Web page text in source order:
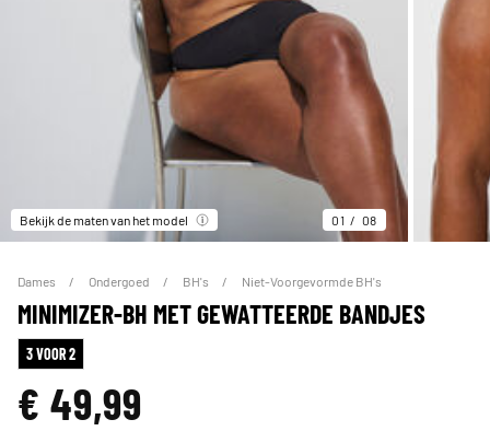
Bekijk de maten van het model 01 08
Dames Ondergoed BH's Niet-Voorgevormde BH's
MINIMIZER-BH MET GEWATTEERDE BANDJES
3 VOOR 2
€ 49,99